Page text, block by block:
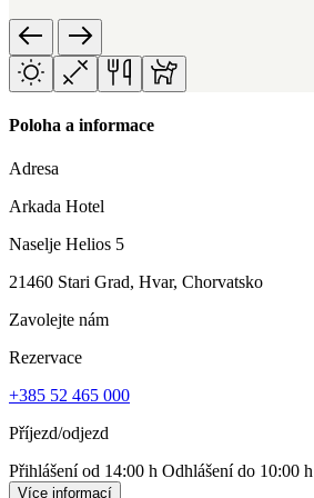
Poloha a informace
Adresa
Arkada Hotel
Naselje Helios 5
21460 Stari Grad, Hvar, Chorvatsko
Zavolejte nám
Rezervace
+385 52 465 000
Příjezd/odjezd
Přihlášení od 14:00 h Odhlášení do 10:00 h
Více informací